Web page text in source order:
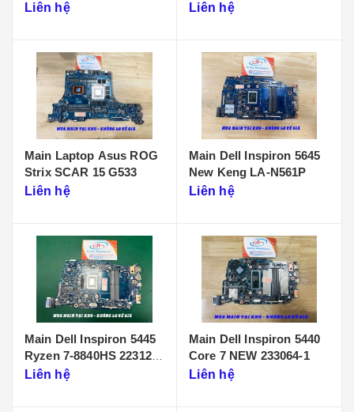
Liên hệ
Liên hệ
Main Laptop Asus ROG
Strix SCAR 15 G533
Liên hệ
Main Dell Inspiron 5645
New Keng LA-N561P
Liên hệ
Main Dell Inspiron 5445
Ryzen 7-8840HS 223125-
1Liên hệ
Main Dell Inspiron 5440
Core 7 NEW 233064-1
Liên hệ